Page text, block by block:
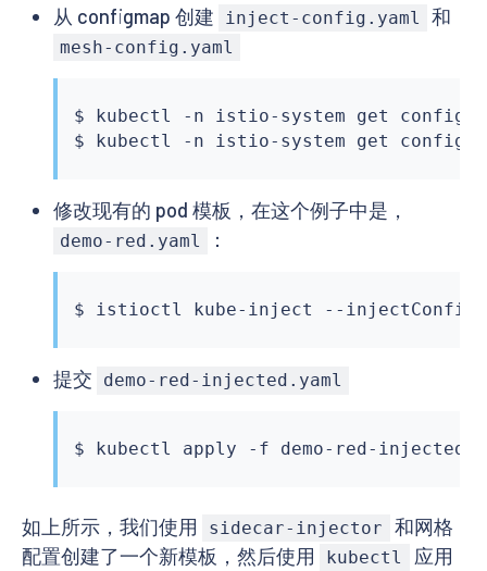
从 configmap 创建 inject-config.yaml 和
mesh-config.yaml
$ kubectl
-n istio-system get
$ kubectl -n istio-system get
修改现有的 pod 模板，在这个例子中是，
demo-red.yaml ：
$ istioctl
提交 demo-red-injected.yaml
$ kubectl
如上所示，我们使用 sidecar-injector
和网格
配置创建了一个新模板，然后使用
kubectl
应用